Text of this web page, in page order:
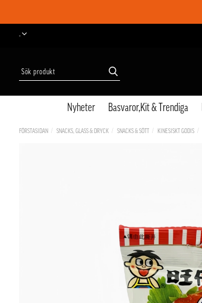
-
Nyheter Basvaror,Kit & Trendiga
FÖRSTASIDAN SNACKS, GLASS & DRYCK SNACKS & SÖTT KINESISKT GODIS